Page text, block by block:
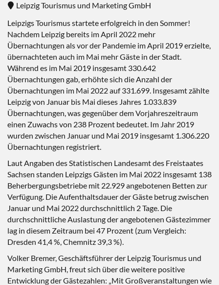
Leipzig Tourismus und Marketing GmbH
Leipzigs Tourismus startete erfolgreich in den Sommer!
Nachdem Leipzig bereits im April 2022 mehr
Übernachtungen als vor der Pandemie im April 2019 erzielte,
übernachteten auch im Mai mehr Gäste in der Stadt.
Während es im Mai 2019 insgesamt 330.642
Übernachtungen gab, erhöhte sich die Anzahl der
Übernachtungen im Mai 2022 auf 331.699. Insgesamt zählte
Leipzig von Januar bis Mai dieses Jahres 1.033.839
Übernachtungen, was gegenüber dem Vorjahreszeitraum
einen Zuwachs von 238 Prozent bedeutet. Im Jahr 2019
wurden zwischen Januar und Mai 2019 insgesamt 1.306.220
Übernachtungen registriert.
Laut Angaben des Statistischen Landesamt des Freistaates
Sachsen standen Leipzigs Gästen im Mai 2022 insgesamt 138
Beherbergungsbetriebe mit 22.929 angebotenen Betten zur
Verfügung. Die Aufenthaltsdauer der Gäste betrug zwischen
Januar und Mai 2022 durchschnittlich 2 Tage. Die
durchschnittliche Auslastung der angebotenen Gästezimmer
lag in diesem Zeitraum bei 47 Prozent (zum Vergleich:
Dresden 41,4 %, Chemnitz 39,3 %).
Volker Bremer, Geschäftsführer der Leipzig Tourismus und
Marketing GmbH, freut sich über die weitere positive
Entwicklung der Gästezahlen: „Mit Großveranstaltungen wie